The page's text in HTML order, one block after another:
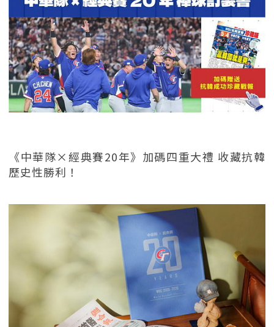
《中華隊×經典賽20年》加碼四重大禮 收藏抗韓
歷史性勝利！